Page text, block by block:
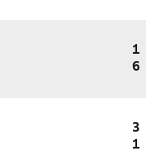
1
6
3
1